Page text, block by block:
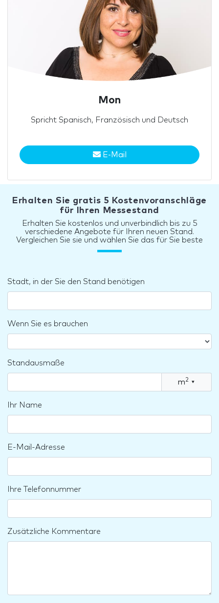
Mon
Spricht Spanisch, Französisch und Deutsch
E-Mail
Erhalten Sie gratis 5 Kostenvoranschläge
für Ihren Messestand
Erhalten Sie kostenlos und unverbindlich bis zu 5
verschiedene Angebote für Ihren neuen Stand.
Vergleichen Sie sie und wählen Sie das für Sie beste
Stadt, in der Sie den Stand benötigen
Wenn Sie es brauchen
Standausmaße
m2 ▾
Ihr Name
E-Mail-Adresse
Ihre Telefonnummer
Zusätzliche Kommentare